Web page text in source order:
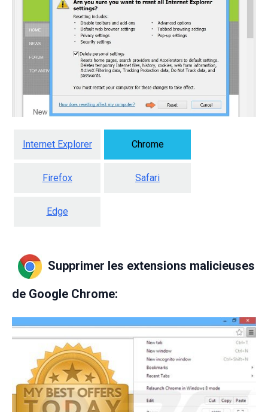
Internet Explorer Chrome
Firefox Safari
Edge
Supprimer les extensions malicieuses
de Google Chrome: